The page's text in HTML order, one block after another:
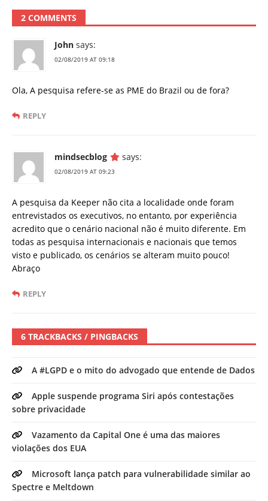
2 COMMENTS
John says:
02/08/2019 AT 09:18
Ola, A pesquisa refere-se as PME do Brazil ou de fora?
REPLY
mindsecblog says:
02/08/2019 AT 09:23
A pesquisa da Keeper não cita a localidade onde foram
entrevistados os executivos, no entanto, por experiência
acredito que o cenário nacional não é muito diferente. Em
todas as pesquisa internacionais e nacionais que temos
visto e publicado, os cenários se alteram muito pouco!
Abraço
REPLY
6 TRACKBACKS / PINGBACKS
A #LGPD e o mito do advogado que entende de Dados
Apple suspende programa Siri após contestações
sobre privacidade
Vazamento da Capital One é uma das maiores
violações dos EUA
Microsoft lança patch para vulnerabilidade similar ao
Spectre e Meltdown